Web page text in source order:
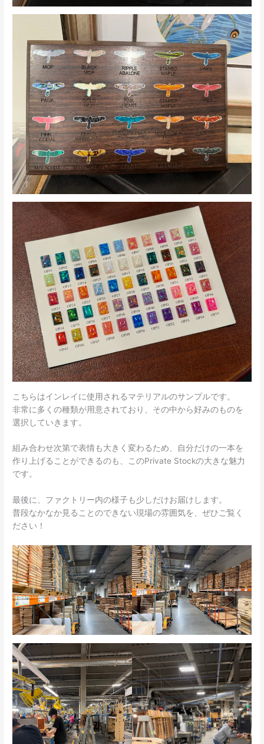
こちらはインレイに使用されるマテリアルのサンプルです。
非常に多くの種類が用意されており、その中から好みのものを
選択していきます。
組み合わせ次第で表情も大きく変わるため、自分だけの一本を
作り上げることができるのも、このPrivate Stockの大きな魅力
です。
最後に、ファクトリー内の様子も少しだけお届けします。
普段なかなか見ることのできない現場の雰囲気を、ぜひご覧く
ださい！